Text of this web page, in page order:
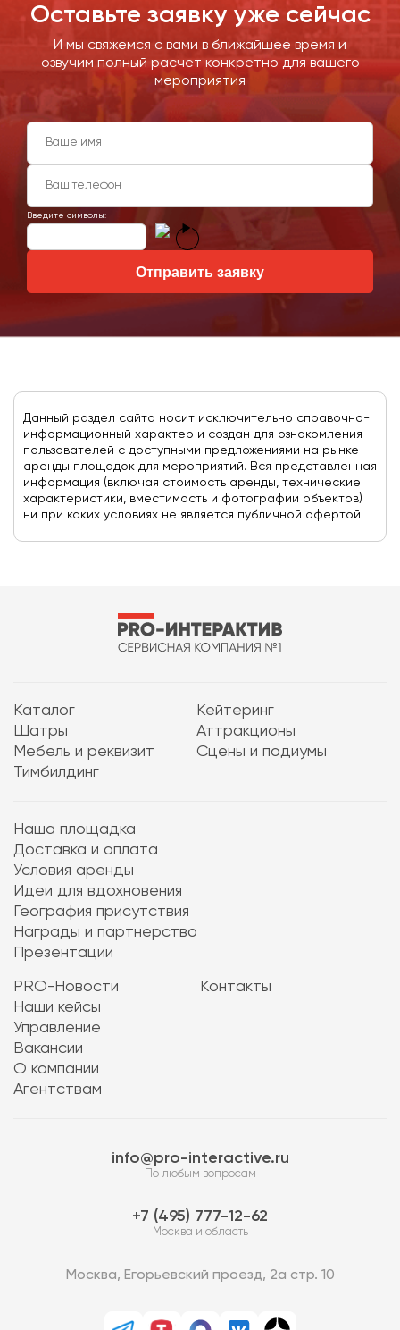
Оставьте заявку уже сейчас
И мы свяжемся с вами в ближайшее время и
озвучим полный расчет конкретно для вашего
мероприятия
Введите символы:
Отправить заявку
Данный раздел сайта носит исключительно справочно-
информационный характер и создан для ознакомления
пользователей с доступными предложениями на рынке
аренды площадок для мероприятий. Вся представленная
информация (включая стоимость аренды, технические
характеристики, вместимость и фотографии объектов)
ни при каких условиях не является публичной офертой.
Каталог
Кейтеринг
Шатры
Аттракционы
Мебель и реквизит
Сцены и подиумы
Тимбилдинг
Наша площадка
Доставка и оплата
Условия аренды
Идеи для вдохновения
География присутствия
Награды и партнерство
Презентации
PRO-Новости
Наши кейсы
Управление
Вакансии
О компании
Агентствам
Контакты
info@pro-interactive.ru
По любым вопросам
7 (495) 777-12-62
Москва и область
Москва, Егорьевский проезд, 2а стр. 10